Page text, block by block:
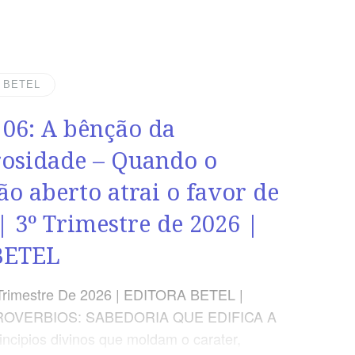
nos guia ao discernimento e à
da vida OBJETIVOS DA LIÇÃO
a importância
BETEL
A bênção da
– Quando o
aberto atrai o favor de
3º Trimestre de 2026 |
De 2026 | EDITORA BETEL |
SABEDORIA QUE EDIFICA A
divinos que moldam o carater,